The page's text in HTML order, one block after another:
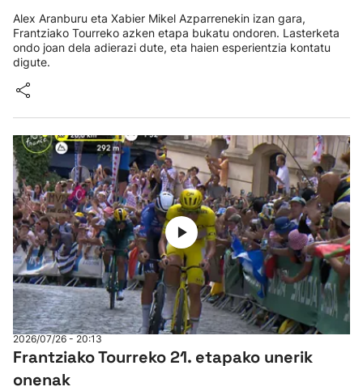
Alex Aranburu eta Xabier Mikel Azparrenekin izan gara,
Frantziako Tourreko azken etapa bukatu ondoren. Lasterketa
ondo joan dela adierazi dute, eta haien esperientzia kontatu
digute.
2026/07/26 - 20:13
Frantziako Tourreko 21. etapako unerik
onenak